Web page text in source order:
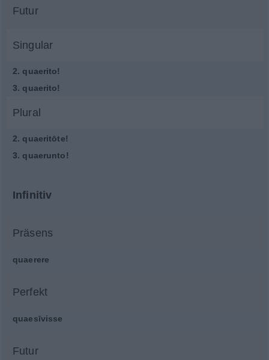
Futur
Singular
2. quaerito!
3. quaerito!
Plural
2. quaeritōte!
3. quaerunto!
Infinitiv
Präsens
quaerere
Perfekt
quaesīvisse
Futur